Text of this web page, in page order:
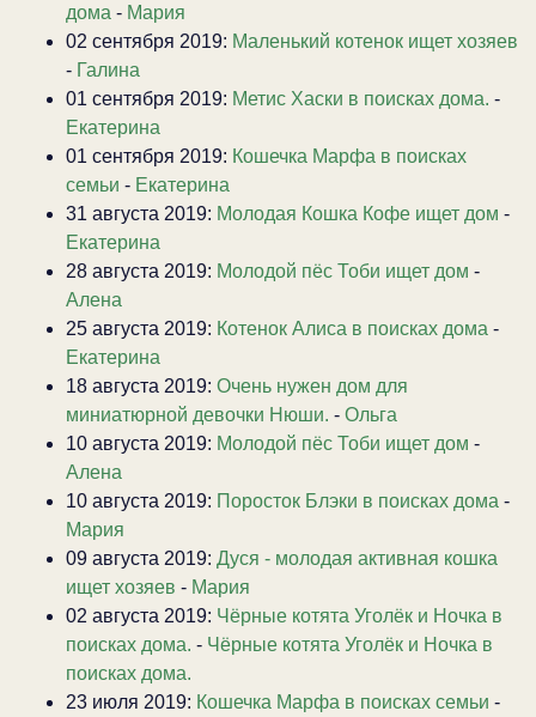
дома - Мария
02 сентября 2019: Маленький котенок ищет хозяев
- Галина
01 сентября 2019: Метис Хаски в поисках дома. -
Екатерина
01 сентября 2019: Кошечка Марфа в поисках
семьи - Екатерина
31 августа 2019: Молодая Кошка Кофе ищет дом -
Екатерина
28 августа 2019: Молодой пёс Тоби ищет дом -
Алена
25 августа 2019: Котенок Алиса в поисках дома -
Екатерина
18 августа 2019: Очень нужен дом для
миниатюрной девочки Нюши. - Ольга
10 августа 2019: Молодой пёс Тоби ищет дом -
Алена
10 августа 2019: Поросток Блэки в поисках дома -
Мария
09 августа 2019: Дуся - молодая активная кошка
ищет хозяев - Мария
02 августа 2019: Чёрные котята Уголёк и Ночка в
поисках дома. - Чёрные котята Уголёк и Ночка в
поисках дома.
23 июля 2019: Кошечка Марфа в поисках семьи -